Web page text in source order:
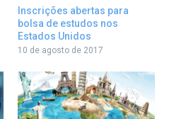
Inscrições abertas para
bolsa de estudos nos
Estados Unidos
10 de agosto de 2017